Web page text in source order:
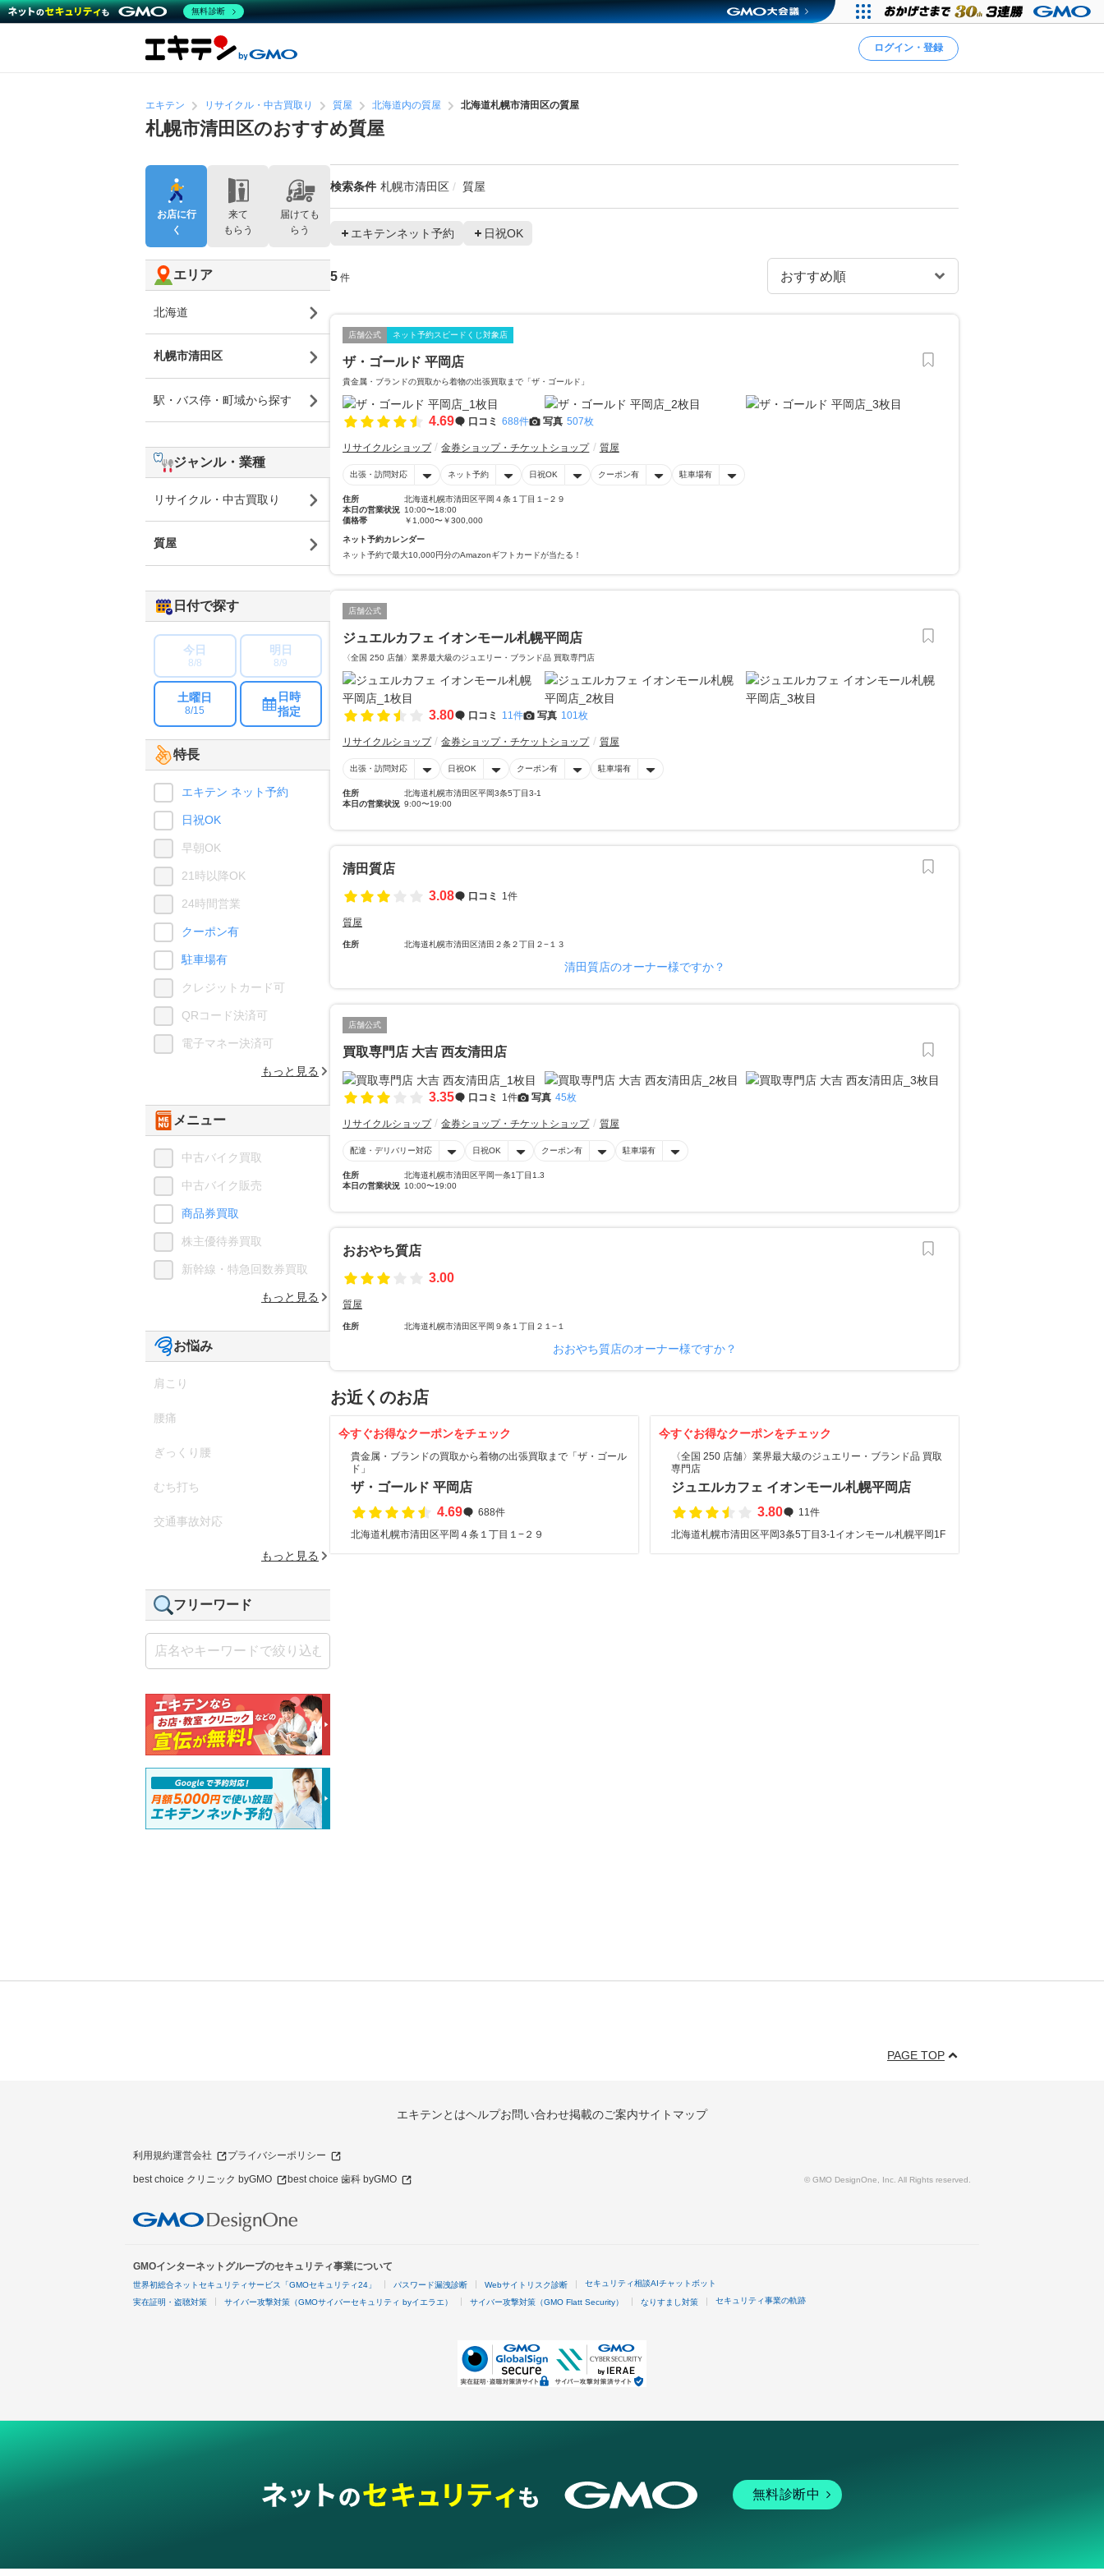
ログイン・登録
エキテン リサイクル・中古買取り 質屋 北海道内の質屋 北海道札幌市清田区の質屋
札幌市清田区のおすすめ質屋
検索条件 札幌市清田区 質屋
エキテンネット予約 日祝OK
5 件
店舗公式 ネット予約スピードくじ対象店
ザ・ゴールド 平岡店
貴金属・ブランドの買取から着物の出張買取まで「ザ・ゴールド」
4.69 口コミ 688件 写真 507枚
リサイクルショップ 金券ショップ・チケットショップ 質屋
出張・訪問対応 ネット予約 日祝OK クーポン有 駐車場有
住所
北海道札幌市清田区平岡４条１丁目１−２９
本日の営業状況 10:00〜18:00
価格帯
￥1,000〜￥300,000
ネット予約カレンダー
ネット予約で最大10,000円分のAmazonギフトカードが当たる！
店舗公式
ジュエルカフェ イオンモール札幌平岡店
〈全国 250 店舗〉業界最大級のジュエリー・ブランド品 買取専門店
3.80 口コミ 11件 写真 101枚
リサイクルショップ 金券ショップ・チケットショップ 質屋
出張・訪問対応 日祝OK クーポン有 駐車場有
住所
北海道札幌市清田区平岡3条5丁目3-1
本日の営業状況 9:00〜19:00
清田質店
3.08
口コミ 1件
質屋
住所 北海道札幌市清田区清田２条２丁目２−１３
清田質店のオーナー様ですか？
店舗公式
買取専門店 大吉 西友清田店
3.35 口コミ 1件 写真 45枚
リサイクルショップ 金券ショップ・チケットショップ 質屋
配達・デリバリー対応 日祝OK クーポン有 駐車場有
住所
北海道札幌市清田区平岡一条1丁目1₋3
本日の営業状況 10:00〜19:00
おおやち質店
3.00
質屋
住所 北海道札幌市清田区平岡９条１丁目２１−１
おおやち質店のオーナー様ですか？
お近くのお店
今すぐお得なクーポンをチェック
貴金属・ブランドの買取から着物の出張買取まで「ザ・ゴール
ド」
ザ・ゴールド 平岡店
4.69
688件
北海道札幌市清田区平岡４条１丁目１−２９
今すぐお得なクーポンをチェック
〈全国 250 店舗〉業界最大級のジュエリー・ブランド品 買取
専門店
ジュエルカフェ イオンモール札幌平岡店
3.80
11件
北海道札幌市清田区平岡3条5丁目3-1イオンモール札幌平岡1F
お店に行
く
来て
もらう
届けても
らう
エリア
北海道
札幌市清田区
駅・バス停・町域から探す
ジャンル・業種
リサイクル・中古買取り
質屋
日付で探す
今日
8/8
明日
8/9
土曜日
8/15
日時
指定
特長
エキテン ネット予約
日祝OK
早朝OK
21時以降OK
24時間営業
クーポン有
駐車場有
クレジットカード可
QRコード決済可
電子マネー決済可
もっと見る
メニュー
中古バイク買取
中古バイク販売
商品券買取
株主優待券買取
新幹線・特急回数券買取
もっと見る
お悩み
肩こり
腰痛
ぎっくり腰
むち打ち
交通事故対応
もっと見る
フリーワード
PAGE TOP
エキテンとはヘルプお問い合わせ掲載のご案内サイトマップ
利用規約運営会社 プライバシーポリシー
best choice クリニック byGMO best choice 歯科 byGMO © GMO DesignOne, Inc. All Rights reserved.
GMOインターネットグループのセキュリティ事業について
世界初総合ネットセキュリティサービス「GMOセキュリティ24」 パスワード漏洩診断 Webサイトリスク診断 セキュリティ相談AIチャットボット
実在証明・盗聴対策 サイバー攻撃対策（GMOサイバーセキュリティ byイエラエ） サイバー攻撃対策（GMO Flatt Security） なりすまし対策 セキュリティ事業の軌跡
無料診断中
無料診断